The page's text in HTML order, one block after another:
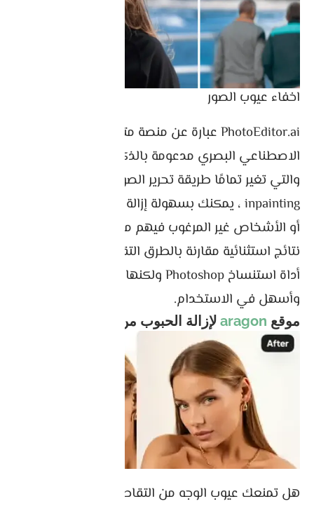
اخفاء عيوب الصور
PhotoEditor.ai عبارة عن منصة متطورة للذكاء
الاصطناعي البصري مدعومة بالذكاء الاصطناعي
والتي تغير تمامًا طريقة تحرير الصور. باستخدام تقنية
inpainting ، يمكنك بسهولة إزالة الكائنات أو النصوص
أو الأشخاص غير المرغوب فيهم من الصور، مما يحقق
نتائج استثنائية مقارنة بالطرق التقليدية. إنها تشبه
أداة استنساخ Photoshop ولكنها توفر نتائج أفضل
وأسهل في الاستخدام.
موقع aragon لإزالة الحبوب من الصور
هل تمنعك عيوب الوجه من التقاط الصورة المثالية؟